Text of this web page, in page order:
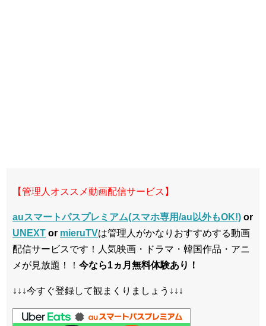
【管理人オススメ動画配信サービス】
auスマートパスプレミアム(スマホ専用/au以外もOK!) or
UNEXT or mieruTVは管理人がかなりおすすめする動画
配信サービスです！人気映画・ドラマ・韓国作品・アニ
メが見放題！！ 今なら1ヵ月無料体験あり！
↓↓↓今すぐ登録して観まくりましょう↓↓↓